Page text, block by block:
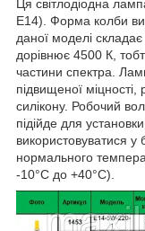
Ця світлодіодна
Е14). Форма колби
даної моделі
дорівнює 4500 К,
частини спектра.
підвищеної
силікону. Робочий
підійде для
використовуватися
нормального
-10°С до +40°С).